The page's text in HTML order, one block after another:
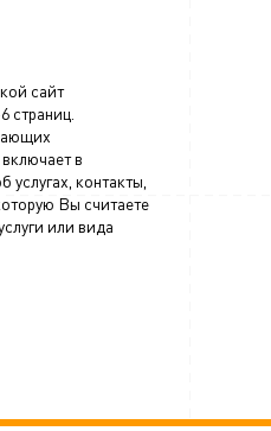
сайт
страниц.
в
контакты,
Вы считаете
или вида